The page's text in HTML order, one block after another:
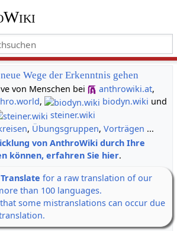
Wege der Erkenntnis gehen
von Menschen bei
anthrowiki.at,
, biodyn.wiki und
steiner.wiki
, Übungsgruppen, Vorträgen ...
von AnthroWiki durch Ihre
können, erfahren Sie hier.
for a raw translation of our
than 100 languages.
some mistranslations can occur due